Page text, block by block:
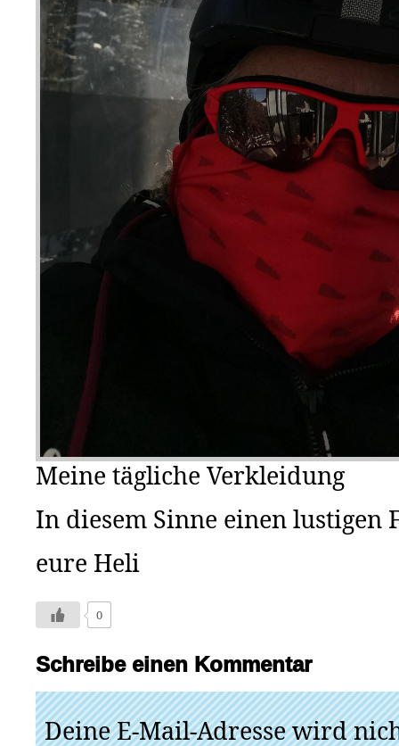
Meine tägliche Verkleidung
In diesem Sinne einen lustigen
eure Heli
0
Schreibe einen Kommentar
Deine E-Mail-Adresse wird